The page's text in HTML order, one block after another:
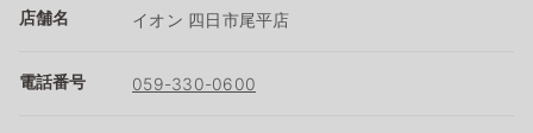
店舗名 イオン 四日市尾平店
電話番号 059-330-0600